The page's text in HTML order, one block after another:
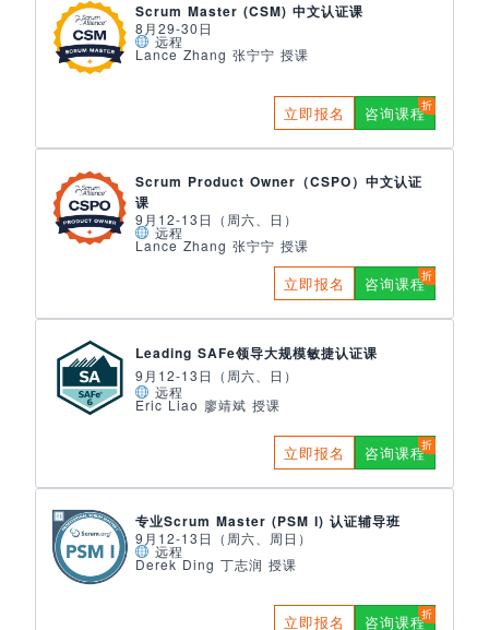
Scrum Master (CSM) 中文认证课
8月29-30日
远程
Lance Zhang 张宁宁 授课
立即报名 咨询课程
Scrum Product Owner（CSPO）中文认证
课
9月12-13日（周六、日）
远程
Lance Zhang 张宁宁 授课
立即报名 咨询课程
Leading SAFe领导大规模敏捷认证课
9月12-13日（周六、日）
远程
Eric Liao 廖靖斌 授课
立即报名 咨询课程
专业Scrum Master (PSM I) 认证辅导班
9月12-13日（周六、周日）
远程
Derek Ding 丁志润 授课
立即报名 咨询课程